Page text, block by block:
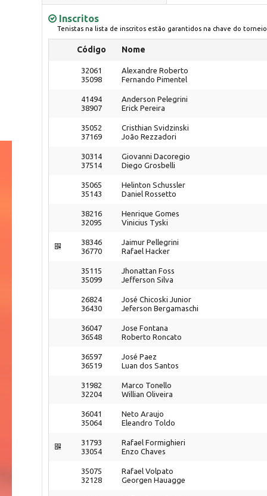
Inscritos
Tenistas na lista de inscritos estão garantidos na chave do torneio
Código Nome
32061
35098
Alexandre Roberto
Fernando Pimentel
41494
38907
Anderson Pelegrini
Erick Pereira
35052
37169
Cristhian Svidzinski
João Rezzadori
30314
37514
Giovanni Dacoregio
Diego Grosbelli
35065
35143
Helinton Schussler
Daniel Rossetto
38216
32095
Henrique Gomes
Vinicius Tyski
38346
36770
Jaimur Pellegrini
Rafael Hacker
35115
35099
Jhonattan Foss
Jefferson Silva
26824
36430
José Chicoski Junior
Jeferson Bergamaschi
36047
36548
Jose Fontana
Roberto Roncato
36597
36519
José Paez
Luan dos Santos
31982
32204
Marco Tonello
Willian Oliveira
36041
35064
Neto Araujo
Eleandro Toldo
31793
33054
Rafael Formighieri
Enzo Chaves
35075
32128
Rafael Volpato
Georgen Hauagge